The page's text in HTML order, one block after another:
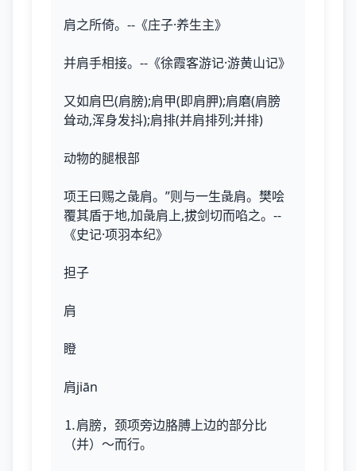
肩之所倚。--《庄子·养生主》
并肩手相接。--《徐霞客游记·游黄山记》
又如肩巴(肩膀);肩甲(即肩胛);肩磨(肩膀
耸动,浑身发抖);肩排(并肩排列;并排)
动物的腿根部
项王曰赐之彘肩。”则与一生彘肩。樊哙
覆其盾于地,加彘肩上,拔剑切而啗之。--
《史记·项羽本纪》
担子
肩
瞪
肩jiān
⒈肩膀，颈项旁边胳膊上边的部分比
（并）～而行。